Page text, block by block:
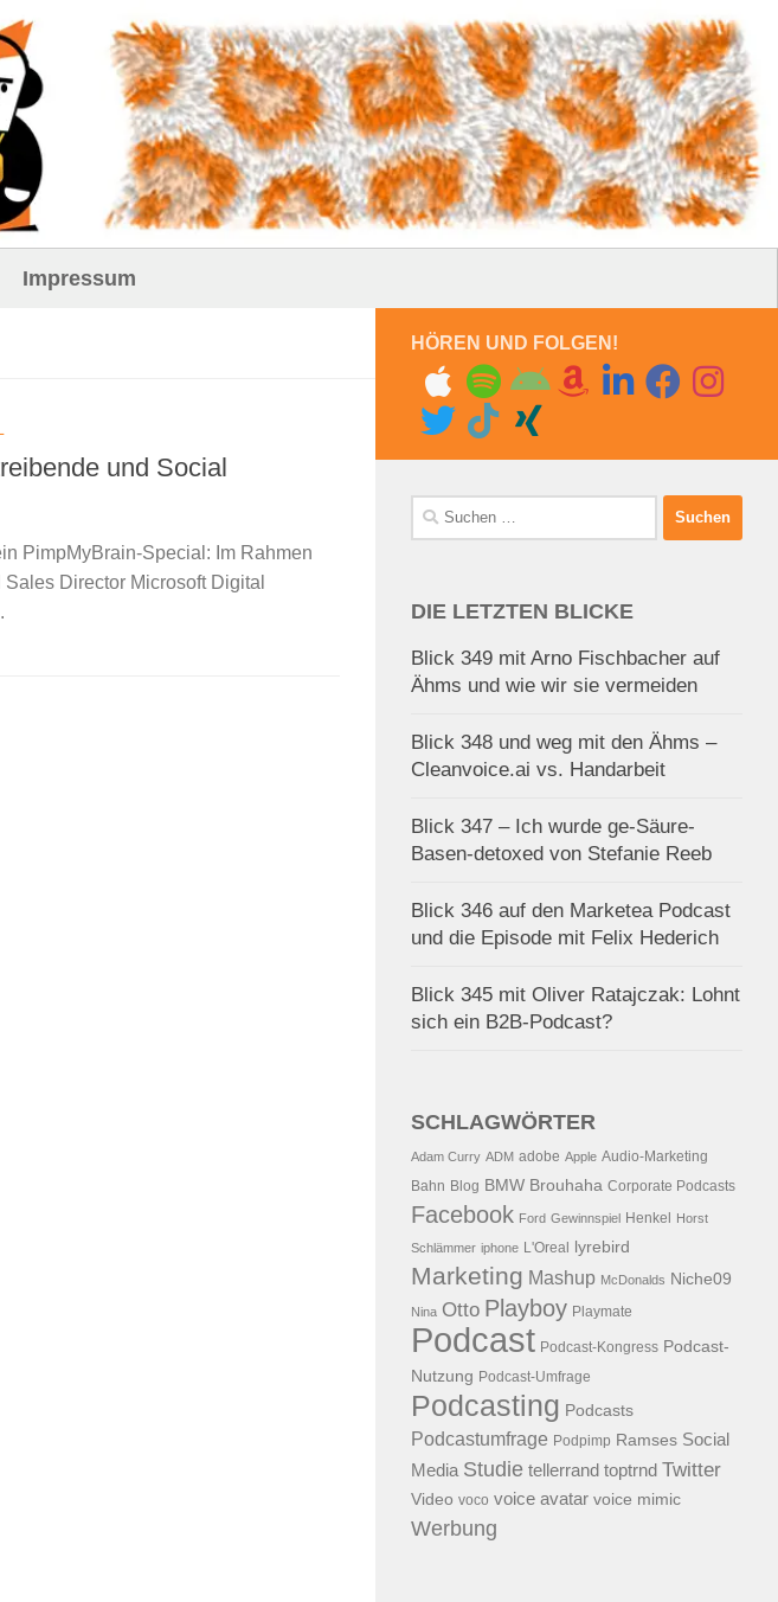
Impressum
und Social
PimpMyBrain-Special: Im Rahmen
Director Microsoft Digital
HÖREN UND FOLGEN!
Suchen
nach:
DIE LETZTEN BLICKE
Blick 349 mit Arno Fischbacher auf
Ähms und wie wir sie vermeiden
Blick 348 und weg mit den Ähms –
Cleanvoice.ai vs. Handarbeit
Blick 347 – Ich wurde ge-Säure-
Basen-detoxed von Stefanie Reeb
Blick 346 auf den Marketea Podcast
und die Episode mit Felix Hederich
Blick 345 mit Oliver Ratajczak: Lohnt
sich ein B2B-Podcast?
SCHLAGWÖRTER
Adam Curry ADM adobe Apple Audio-Marketing
Bahn Blog BMW Brouhaha Corporate Podcasts
Facebook Ford Gewinnspiel Henkel Horst
Schlämmer iphone L'Oreal lyrebird
Marketing Mashup McDonalds Niche09
Nina Otto Playboy Playmate
Podcast Podcast-Kongress Podcast-
Nutzung Podcast-Umfrage
Podcasting Podcasts
Podcastumfrage Podpimp Ramses Social
Media Studie tellerrand toptrnd Twitter
Video voco voice avatar voice mimic
Werbung